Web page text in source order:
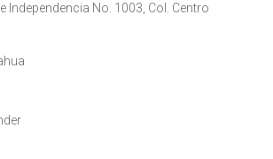
Independencia No. 1003, Col. Centro